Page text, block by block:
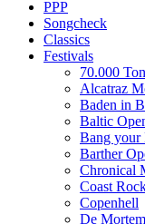
PPP
Songcheck
Classics
Festivals
70.000
Alcatraz
Baden in
Baltic
Bang your
Barther
Chronical
Coast
Copenhell
De